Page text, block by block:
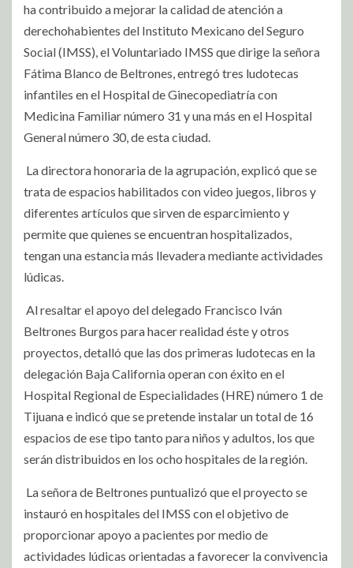
ha contribuido a mejorar la calidad de atención a
derechohabientes del Instituto Mexicano del Seguro
Social (IMSS), el Voluntariado IMSS que dirige la señora
Fátima Blanco de Beltrones, entregó tres ludotecas
infantiles en el Hospital de Ginecopediatría con
Medicina Familiar número 31 y una más en el Hospital
General número 30, de esta ciudad.
La directora honoraria de la agrupación, explicó que se
trata de espacios habilitados con video juegos, libros y
diferentes artículos que sirven de esparcimiento y
permite que quienes se encuentran hospitalizados,
tengan una estancia más llevadera mediante actividades
lúdicas.
Al resaltar el apoyo del delegado Francisco Iván
Beltrones Burgos para hacer realidad éste y otros
proyectos, detalló que las dos primeras ludotecas en la
delegación Baja California operan con éxito en el
Hospital Regional de Especialidades (HRE) número 1 de
Tijuana e indicó que se pretende instalar un total de 16
espacios de ese tipo tanto para niños y adultos, los que
serán distribuidos en los ocho hospitales de la región.
La señora de Beltrones puntualizó que el proyecto se
instauró en hospitales del IMSS con el objetivo de
proporcionar apoyo a pacientes por medio de
actividades lúdicas orientadas a favorecer la convivencia